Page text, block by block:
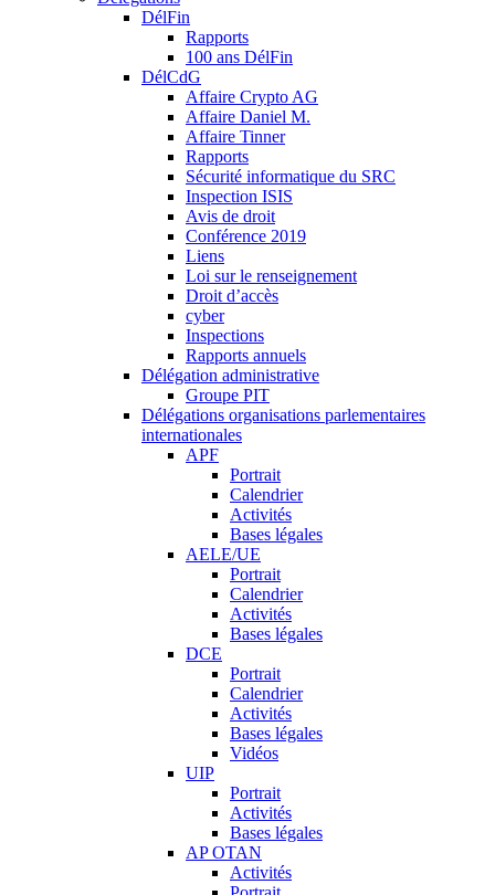
DélFin
Rapports
100 ans DélFin
DélCdG
Affaire Crypto AG
Affaire Daniel M.
Affaire Tinner
Rapports
Sécurité informatique du SRC
Inspection ISIS
Avis de droit
Conférence 2019
Liens
Loi sur le renseignement
Droit d’accès
cyber
Inspections
Rapports annuels
Délégation administrative
Groupe PIT
Délégations organisations parlementaires
internationales
APF
Portrait
Calendrier
Activités
Bases légales
AELE/UE
Portrait
Calendrier
Activités
Bases légales
DCE
Portrait
Calendrier
Activités
Bases légales
Vidéos
UIP
Portrait
Activités
Bases légales
AP OTAN
Activités